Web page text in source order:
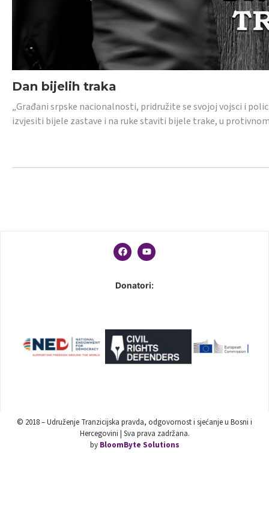
Dan bijelih traka
„Građani srpske nacionalnosti, pridružite se svojoj vojsci i
izvjesiti bijele zastave i na ruke staviti bijele trake, u
Donatori:
© 2018 – Udruženje Tranzicijska pravda, odgovornost i sjećanje u Bosni i
Hercegovini | Sva prava zadržana.
by BloomByte Solutions